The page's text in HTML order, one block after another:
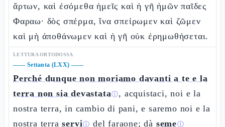
ἄρτων, καὶ ἐσόμεθα ἡμεῖς καὶ ἡ γῆ ἡμῶν παῖδες
Φαραω· δὸς σπέρμα, ἵνα σπείρωμεν καὶ ζῶμεν
καὶ μὴ ἀποθάνωμεν καὶ ἡ γῆ οὐκ ἐρημωθήσεται.
LETTURA ORTODOSSA
—— Settanta (LXX) ——
Perché dunque non moriamo davanti a te e la
terra non sia devastataⓘ, acquistaci, noi e la
nostra terra, in cambio di pani, e saremo noi e la
nostra terraserviⓘ del faraone; dà semeⓘ